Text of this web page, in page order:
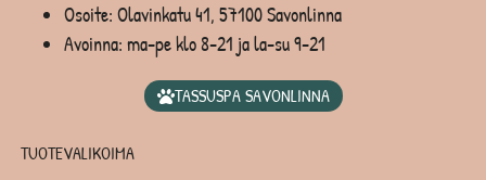
Osoite: Olavinkatu 41, 57100 Savonlinna
Avoinna: ma-pe klo 8-21 ja la-su 9-21
TASSUSPA SAVONLINNA
TUOTEVALIKOIMA